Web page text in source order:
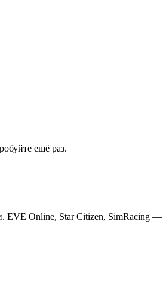
ещё раз.
EVE Online, Star Citizen, SimRacing